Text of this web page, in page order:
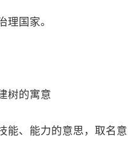
理国家。
树的寓意
、能力的意思，取名